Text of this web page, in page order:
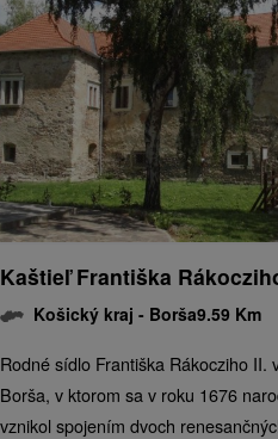
Kaštieľ Františka
Košický kraj - Borša9.59 Km
Rodné sídlo Františka Rákocziho II.
Borša, v ktorom sa v roku 1676
vznikol spojením dvoch